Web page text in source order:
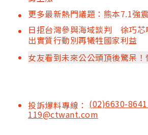
更多最新熱門議題：熊本7.1強震
日拒台灣參與海域談判 徐巧芯
出實質行動別再犧牲國家利益
女友看到未來公公頭頂後驚呆
投訴爆料專線： (02)6630-8641
119@ctwant.com